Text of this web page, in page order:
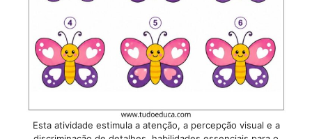
Esta atividade estimula a atenção, a percepção visual e a